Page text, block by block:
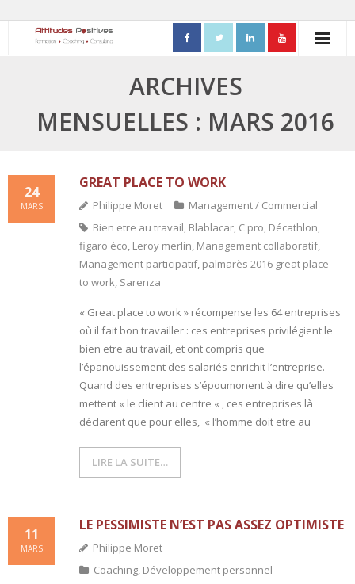
- Process Communication
- Adapter sa posture managériale
- Process Vente
- Ennéagramme
- Triangle de Karpman
- Quality Teams
- L'intelligence émotionnelle
COACHING et CONSULTING
BLOG
ARCHIVES
MENSUELLES : MARS 2016
GREAT PLACE TO WORK
24
MARS Philippe Moret
Management / Commercial
Bien etre au travail, Blablacar, C'pro, Décathlon,
figaro éco, Leroy merlin, Management collaboratif,
Management participatif, palmarès 2016 great place
to work, Sarenza
« Great place to work » récompense les 64 entreprises
où il fait bon travailler : ces entreprises privilégient le
bien etre au travail, et ont compris que
l’épanouissement des salariés enrichit l’entreprise.
Quand des entreprises s’époumonent à dire qu’elles
mettent « le client au centre « , ces entreprises là
déclarent que pour elles, « l’homme doit etre au
LIRE LA SUITE…
LE PESSIMISTE N’EST PAS ASSEZ OPTIMISTE
11
MARS
Philippe Moret
Coaching, Développement personnel